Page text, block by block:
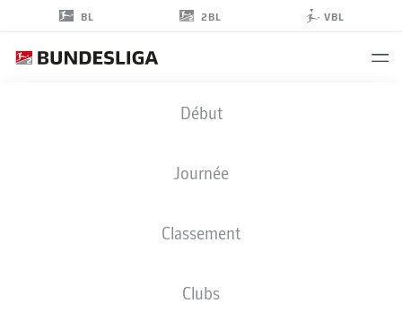
BL 2BL VBL
Début
Journée
Classement
Clubs